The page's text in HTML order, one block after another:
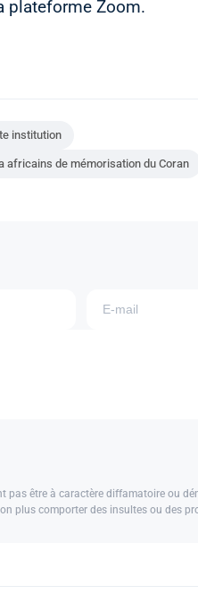
plateforme Zoom.
institution
africains de mémorisation du Coran
pas être à caractère diffamatoire ou
plus comporter des insultes ou des